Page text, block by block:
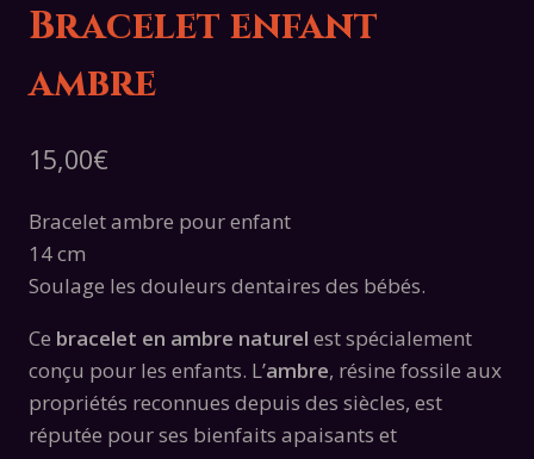
Bracelet enfant
ambre
15,00€
Bracelet ambre pour enfant
14 cm
Soulage les douleurs dentaires des bébés.
Ce bracelet en ambre naturel est spécialement
conçu pour les enfants. L’ambre, résine fossile aux
propriétés reconnues depuis des siècles, est
réputée pour ses bienfaits apaisants et